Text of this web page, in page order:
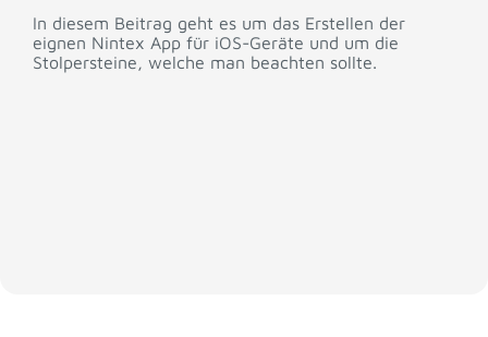
In diesem Beitrag geht es um das Erstellen der
eignen Nintex App für iOS-Geräte und um die
Stolpersteine, welche man beachten sollte.